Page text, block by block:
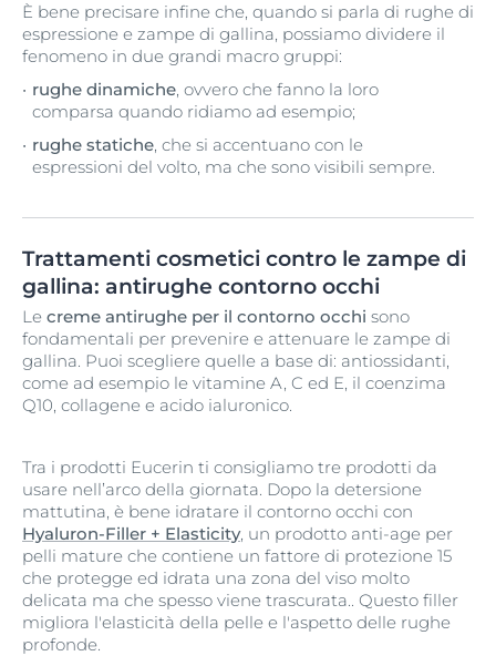
È bene precisare infine che, quando si parla di rughe di
espressione e zampe di gallina, possiamo dividere il
fenomeno in due grandi macro gruppi:
rughe dinamiche, ovvero che fanno la loro
comparsa quando ridiamo ad esempio;
rughe statiche, che si accentuano con le
espressioni del volto, ma che sono visibili sempre.
Trattamenti cosmetici contro le zampe di
gallina: antirughe contorno occhi
Le creme antirughe per il contorno occhi sono
fondamentali per prevenire e attenuare le zampe di
gallina. Puoi scegliere quelle a base di: antiossidanti,
come ad esempio le vitamine A, C ed E, il coenzima
Q10, collagene e acido ialuronico.
Tra i prodotti Eucerin ti consigliamo tre prodotti da
usare nell’arco della giornata. Dopo la detersione
mattutina, è bene idratare il contorno occhi con
Hyaluron-Filler + Elasticity, un prodotto anti-age per
pelli mature che contiene un fattore di protezione 15
che protegge ed idrata una zona del viso molto
delicata ma che spesso viene trascurata.. Questo filler
migliora l'elasticità della pelle e l'aspetto delle rughe
profonde.